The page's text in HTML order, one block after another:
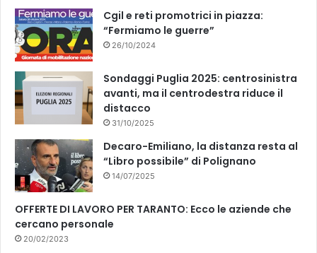
k
Cgil e reti promotrici in piazza:
“Fermiamo le guerre”
26/10/2024
Sondaggi Puglia 2025: centrosinistra
avanti, ma il centrodestra riduce il
distacco
31/10/2025
Decaro-Emiliano, la distanza resta al
“Libro possibile” di Polignano
14/07/2025
OFFERTE DI LAVORO PER TARANTO: Ecco le aziende che
cercano personale
20/02/2023